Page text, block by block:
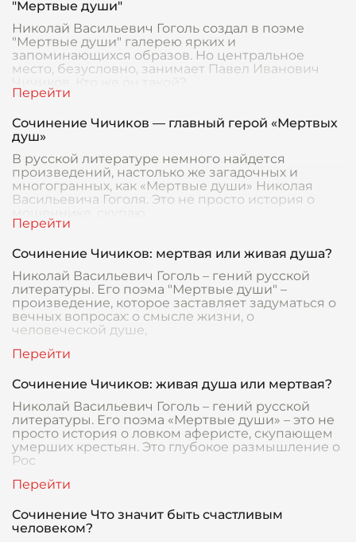
"Мертвые души"
Николай Васильевич Гоголь создал в поэме
"Мертвые души" галерею ярких и
запоминающихся образов. Но центральное
место, безусловно, занимает Павел Иванович
Чичиков. Кто же он такой?
Сочинение Чичиков — главный герой «Мертвых
душ»
В русской литературе немного найдется
произведений, настолько же загадочных и
многогранных, как «Мертвые души» Николая
Васильевича Гоголя. Это не просто история о
Сочинение Чичиков: мертвая или живая душа?
Николай Васильевич Гоголь – гений русской
литературы. Его поэма "Мертвые души" –
произведение, которое заставляет задуматься о
вечных вопросах: о смысле жизни, о
человеческой душе,
Сочинение Чичиков: живая душа или мертвая?
Николай Васильевич Гоголь – гений русской
литературы. Его поэма «Мертвые души» – это не
просто история о ловком аферисте, скупающем
умерших крестьян. Это глубокое размышление о
Рос
Сочинение Что значит быть счастливым
человеком?